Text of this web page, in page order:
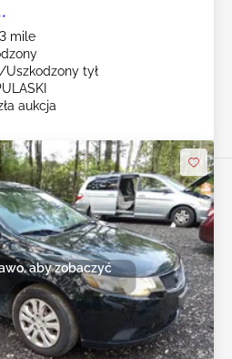
mile
Uszkodzony tył
aukcja
aby zobaczyć